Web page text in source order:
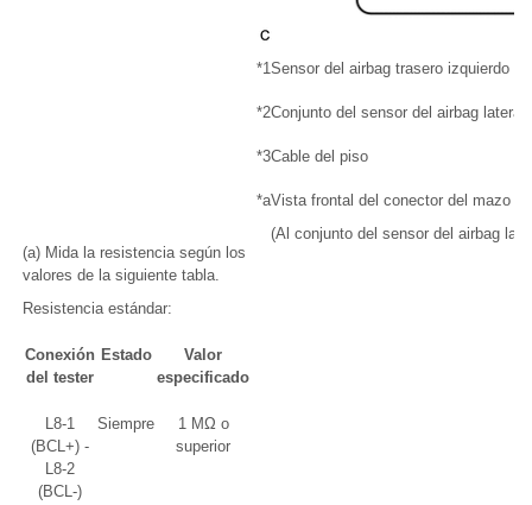
(a) Mida la resistencia según los
valores de la siguiente tabla.
Resistencia estándar:
Conexión
del tester
Estado
Valor
especificado
L8-1
(BCL+) -
L8-2
(BCL-)
Siempre
1 MΩ o
superior
*1Sensor del airbag trasero izquierdo
*2Conjunto del sensor del airbag lateral
*3Cable del piso
*aVista frontal del conector del mazo
(Al conjunto del sensor del airbag